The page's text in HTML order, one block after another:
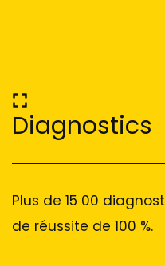
Diagnostics
Plus de 15 00
de réussite de 100 %.